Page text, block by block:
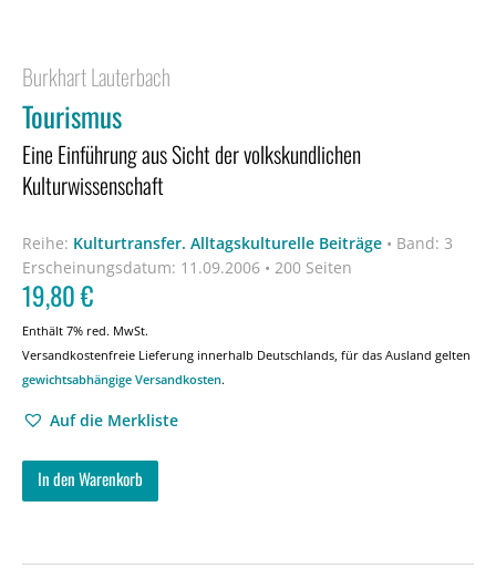
Burkhart Lauterbach
Tourismus
Eine Einführung aus Sicht der volkskundlichen
Kulturwissenschaft
Reihe: Kulturtransfer. Alltagskulturelle Beiträge • Band: 3
Erscheinungsdatum: 11.09.2006 • 200 Seiten
19,80€
Enthält 7% red. MwSt.
Versandkostenfreie Lieferung innerhalb Deutschlands, für das Ausland gelten
gewichtsabhängige Versandkosten.
Auf die Merkliste
In den Warenkorb